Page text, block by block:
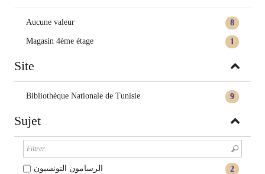
8
Aucune valeur
1
Magasin 4ème étage
Site
9
Bibliothèque Nationale de Tunisie
Sujet
2 الرسامون التونسيون